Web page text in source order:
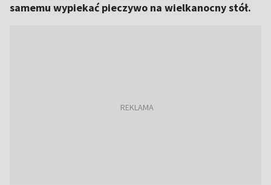
samemu wypiekać pieczywo na wielkanocny stół.